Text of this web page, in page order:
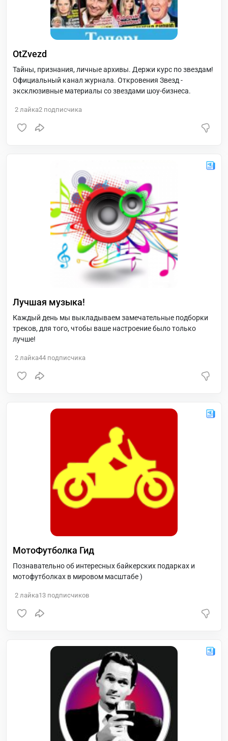
OtZvezd
Тайны, признания, личные архивы. Держи курс по звездам!
Официальный канал журнала. Откровения Звезд -
эксклюзивные материалы со звездами шоу-бизнеса.
2 лайка2 подписчика
Лучшая музыка!
Каждый день мы выкладываем замечательные подборки
треков, для того, чтобы ваше настроение было только
лучше!
2 лайка44 подписчика
МотоФутболка Гид
Познавательно об интересных байкерских подарках и
мотофутболках в мировом масштабе )
2 лайка13 подписчиков